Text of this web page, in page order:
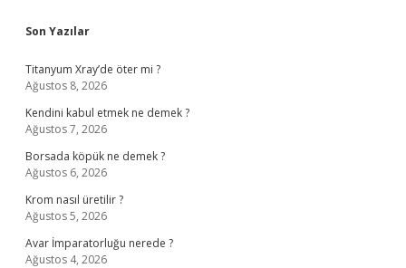
Sidebar
Son Yazılar
Titanyum Xray’de öter mi ?
Ağustos 8, 2026
Kendini kabul etmek ne demek ?
Ağustos 7, 2026
Borsada köpük ne demek ?
Ağustos 6, 2026
Krom nasıl üretilir ?
Ağustos 5, 2026
Avar İmparatorluğu nerede ?
Ağustos 4, 2026